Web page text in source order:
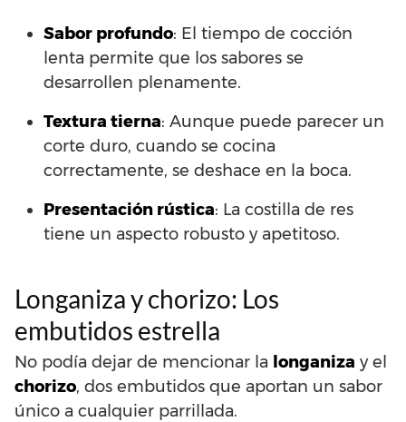
Sabor profundo: El tiempo de cocción
lenta permite que los sabores se
desarrollen plenamente.
Textura tierna: Aunque puede parecer un
corte duro, cuando se cocina
correctamente, se deshace en la boca.
Presentación rústica: La costilla de res
tiene un aspecto robusto y apetitoso.
Longaniza y chorizo: Los
embutidos estrella
No podía dejar de mencionar la longaniza y el
chorizo, dos embutidos que aportan un sabor
único a cualquier parrillada.